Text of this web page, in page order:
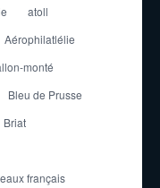
atoll
Aérophilatlélie
monté
Bleu de Prusse
Briat
français